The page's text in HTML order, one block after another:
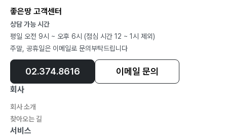
좋은땅 고객센터
상담 가능 시간
평일 오전 9시 ~ 오후 6시 (점심 시간 12 ~ 1시 제외)
주말, 공휴일은 이메일로 문의부탁드립니다
02.374.8616 이메일 문의
회사
회사 소개
찾아오는 길
서비스